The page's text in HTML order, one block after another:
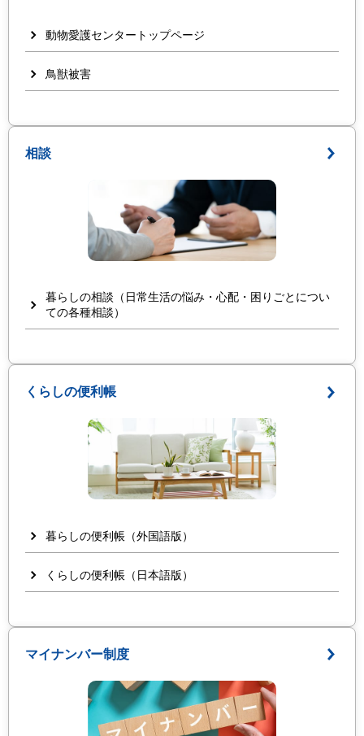
動物愛護センタートップページ
鳥獣被害
相談
暮らしの相談（日常生活の悩み・心配・困りごとについ
ての各種相談）
くらしの便利帳
暮らしの便利帳（外国語版）
くらしの便利帳（日本語版）
マイナンバー制度